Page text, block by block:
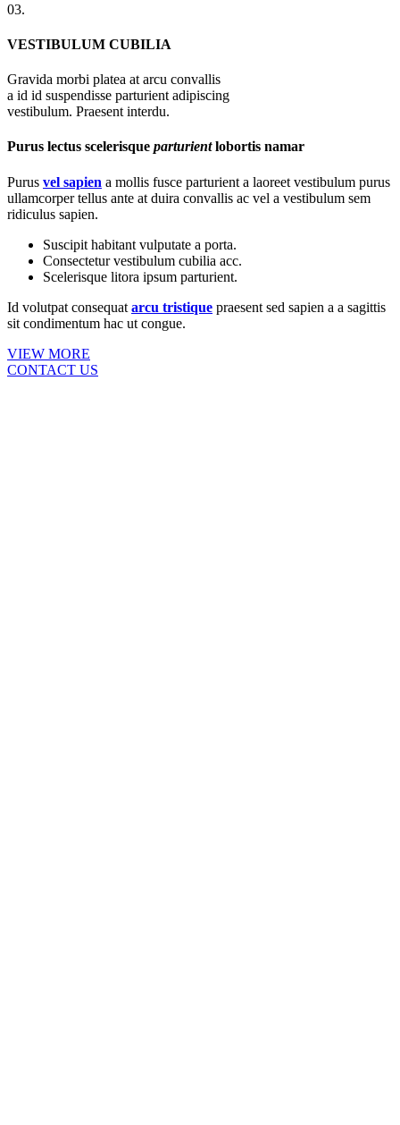
03.
VESTIBULUM CUBILIA
Gravida morbi platea at arcu convallis
a id id suspendisse parturient adipiscing
vestibulum. Praesent interdu.
Purus lectus scelerisque parturientlobortis namar
Purus vel sapien a mollis fusce parturient a laoreet vestibulum purus
ullamcorper tellus ante at duira convallis ac vel a vestibulum sem
ridiculus sapien.
Suscipit habitant vulputate a porta.
Consectetur vestibulum cubilia acc.
Scelerisque litora ipsum parturient.
Id volutpat consequat arcu tristique praesent sed sapien a a sagittis
sit condimentum hac ut congue.
VIEW MORE
CONTACT US